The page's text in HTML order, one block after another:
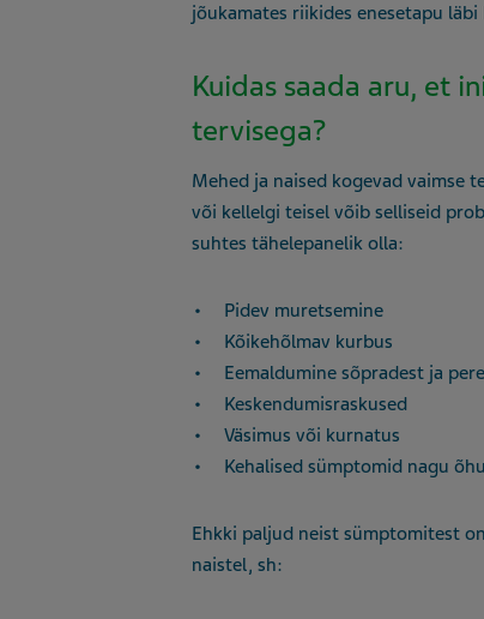
jõukamates riikides enesetapu
Kuidas saada aru, et
tervisega?
Mehed ja naised kogevad vaimse
või kellelgi teisel võib selliseid
suhtes tähelepanelik olla:
Pidev muretsemine
Kõikehõlmav kurbus
Eemaldumine sõpradest ja
Keskendumisraskused
Väsimus või kurnatus
Kehalised sümptomid nagu
Ehkki paljud neist sümptomitest
naistel, sh: